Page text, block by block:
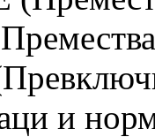
и